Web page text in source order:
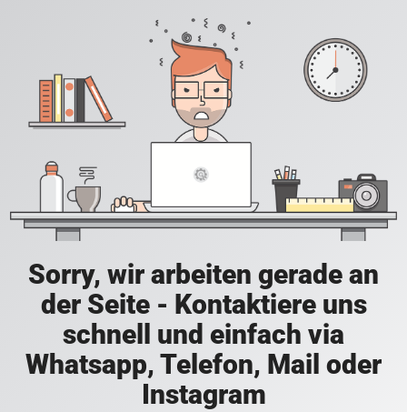
Sorry, wir arbeiten gerade an
der Seite - Kontaktiere uns
schnell und einfach via
Whatsapp, Telefon, Mail oder
Instagram